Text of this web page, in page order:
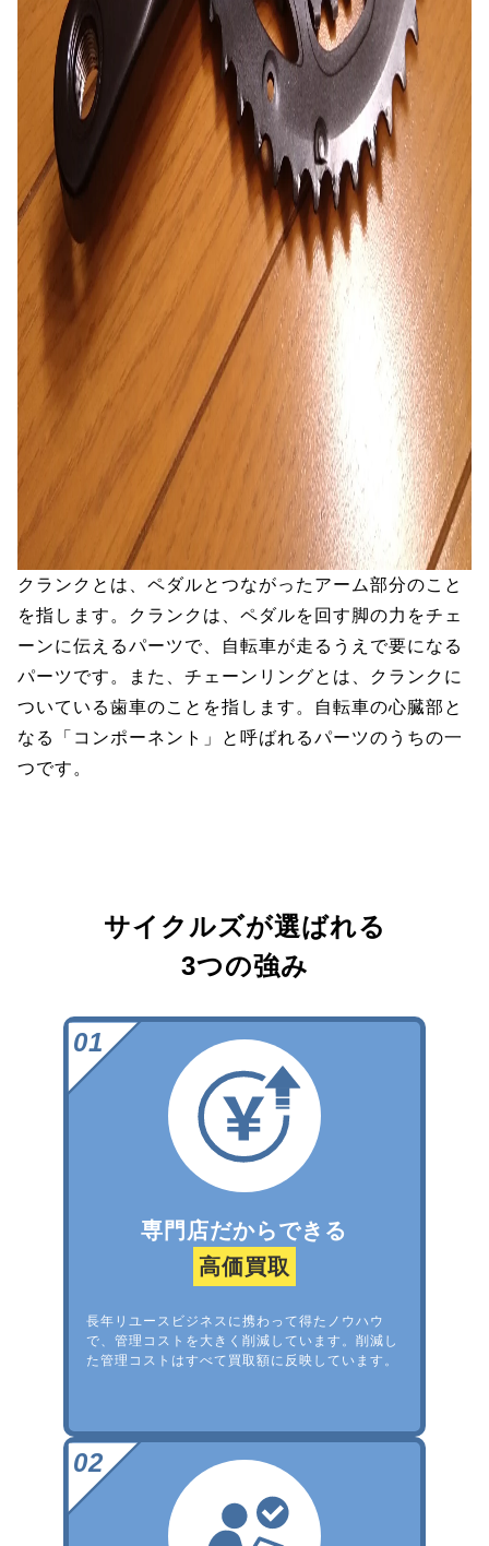
クランクとは、ペダルとつながったアーム部分のこと
を指します。クランクは、ペダルを回す脚の力をチェ
ーンに伝えるパーツで、自転車が走るうえで要になる
パーツです。また、チェーンリングとは、クランクに
ついている歯車のことを指します。自転車の心臓部と
なる「コンポーネント」と呼ばれるパーツのうちの一
つです。
サイクルズが選ばれる
3つの強み
専門店だからできる
高価買取
長年リユースビジネスに携わって得たノウハウ
で、管理コストを大きく削減しています。削減し
た管理コストはすべて買取額に反映しています。